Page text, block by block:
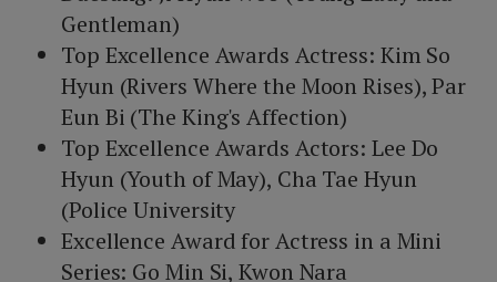
Gentleman)
Top Excellence Awards Actress: Kim So
Hyun (Rivers Where the Moon Rises), Par
Eun Bi (The King's Affection)
Top Excellence Awards Actors: Lee Do
Hyun (Youth of May), Cha Tae Hyun
(Police University
Excellence Award for Actress in a Mini
Series: Go Min Si, Kwon Nara